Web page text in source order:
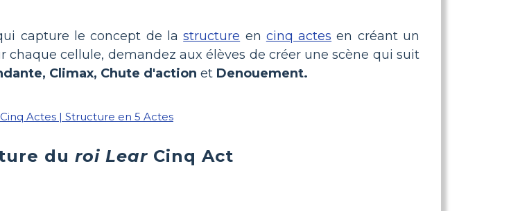
capture le concept de lastructure en cinq actes en créant un
chaque cellule, demandez aux élèves de créer une scène qui suit
Climax, Chute d'action et Denouement.
du roi Lear Cinq Act